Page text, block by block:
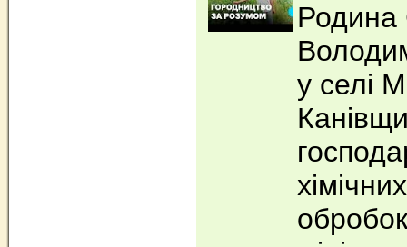
Родина
у селі